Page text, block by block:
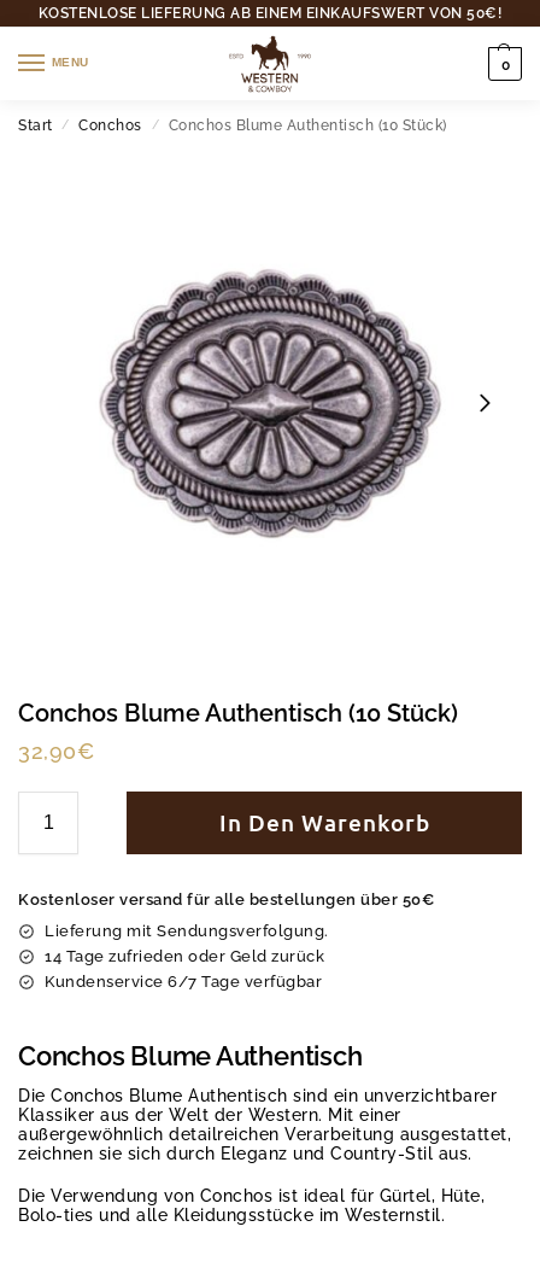
KOSTENLOSE LIEFERUNG AB EINEM EINKAUFSWERT VON 50€!
MENU 0
Start / Conchos / Conchos Blume Authentisch (10 Stück)
Conchos Blume Authentisch (10 Stück)
32,90€
In Den Warenkorb
Kostenloser versand für alle bestellungen über 50€
Lieferung mit Sendungsverfolgung.
14 Tage zufrieden oder Geld zurück
Kundenservice 6/7 Tage verfügbar
Conchos Blume Authentisch
Die Conchos Blume Authentisch sind ein unverzichtbarer
Klassiker aus der Welt der Western. Mit einer
außergewöhnlich detailreichen Verarbeitung ausgestattet,
zeichnen sie sich durch Eleganz und Country-Stil aus.
Die Verwendung von Conchos ist ideal für Gürtel, Hüte,
Bolo-ties und alle Kleidungsstücke im Westernstil.